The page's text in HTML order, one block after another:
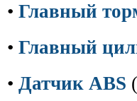
• Главный
• Главный
• Датчик ABS